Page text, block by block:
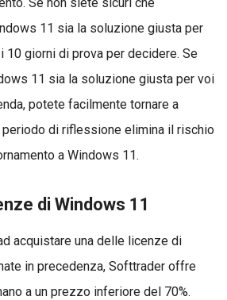
11 sia la soluzione giusta per
giorni di prova per decidere. Se
11 sia la soluzione giusta per voi
potete facilmente tornare a
di riflessione elimina il rischio
a Windows 11.
di Windows 11
acquistare una delle licenze di
in precedenza, Softtrader offre
a un prezzo inferiore del 70%.